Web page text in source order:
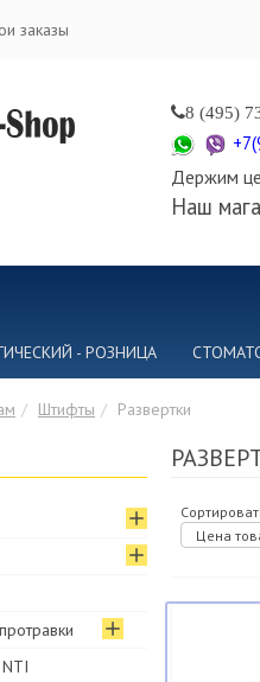
заказы
8 (495)
Держим
Наш
- РОЗНИЦА
Штифты Развертки
Цена